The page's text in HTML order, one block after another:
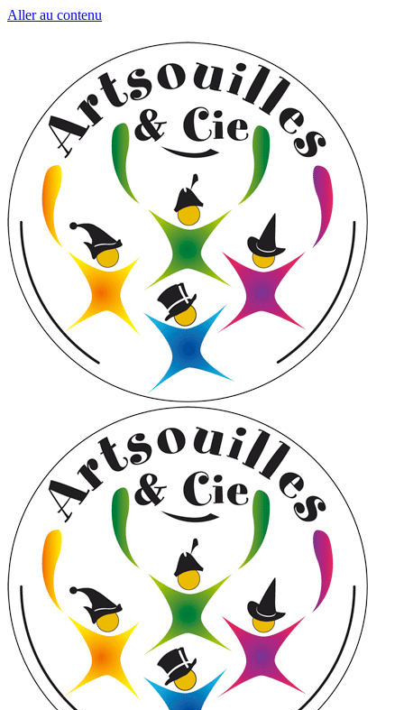
Aller au contenu